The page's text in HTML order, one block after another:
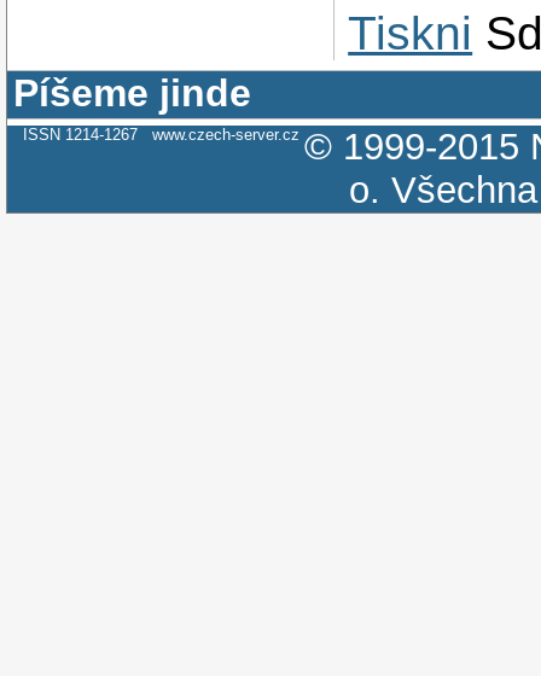
Tiskni
Píšeme jinde
ISSN 1214-1267 www.czech-server.cz © 1999-2015
o.